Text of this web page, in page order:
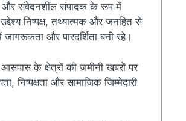
और संवेदनशील संपादक के रूप में
निष्पक्ष, तथ्यात्मक और जनहित से
और पारदर्शिता बनी रहे।
के क्षेत्रों की जमीनी खबरों पर
और सामाजिक जिम्मेदारी